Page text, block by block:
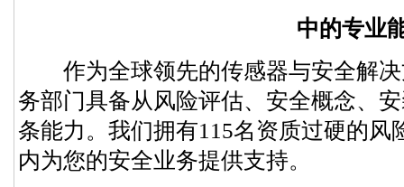
中的专业
作为全球领先的传感器与安全解决
务部门具备从风险评估、安全概念、
条能力。我们拥有115名资质过硬的风
内为您的安全业务提供支持。